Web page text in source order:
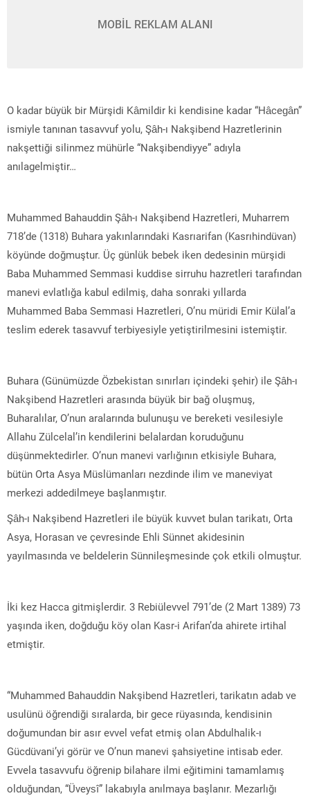
MOBİL REKLAM ALANI
O kadar büyük bir Mürşidi Kâmildir ki kendisine kadar “Hâcegân”
ismiyle tanınan tasavvuf yolu, Şâh-ı Nakşibend Hazretlerinin
nakşettiği silinmez mühürle “Nakşibendiyye” adıyla
anılagelmiştir…
Muhammed Bahauddin Şâh-ı Nakşibend Hazretleri, Muharrem
718’de (1318) Buhara yakınlarındaki Kasrıarifan (Kasrıhindüvan)
köyünde doğmuştur. Üç günlük bebek iken dedesinin mürşidi
Baba Muhammed Semmasi kuddise sirruhu hazretleri tarafından
manevi evlatlığa kabul edilmiş, daha sonraki yıllarda
Muhammed Baba Semmasi Hazretleri, O’nu müridi Emir Külal’a
teslim ederek tasavvuf terbiyesiyle yetiştirilmesini istemiştir.
Buhara (Günümüzde Özbekistan sınırları içindeki şehir) ile Şâh-ı
Nakşibend Hazretleri arasında büyük bir bağ oluşmuş,
Buharalılar, O’nun aralarında bulunuşu ve bereketi vesilesiyle
Allahu Zülcelal’in kendilerini belalardan koruduğunu
düşünmektedirler. O’nun manevi varlığının etkisiyle Buhara,
bütün Orta Asya Müslümanları nezdinde ilim ve maneviyat
merkezi addedilmeye başlanmıştır.
Şâh-ı Nakşibend Hazretleri ile büyük kuvvet bulan tarikatı, Orta
Asya, Horasan ve çevresinde Ehli Sünnet akidesinin
yayılmasında ve beldelerin Sünnileşmesinde çok etkili olmuştur.
İki kez Hacca gitmişlerdir. 3 Rebiülevvel 791’de (2 Mart 1389) 73
yaşında iken, doğduğu köy olan Kasr-i Arifan’da ahirete irtihal
etmiştir.
“Muhammed Bahauddin Nakşibend Hazretleri, tarikatın adab ve
usulünü öğrendiği sıralarda, bir gece rüyasında, kendisinin
doğumundan bir asır evvel vefat etmiş olan Abdulhalik-ı
Gücdüvani’yi görür ve O’nun manevi şahsiyetine intisab eder.
Evvela tasavvufu öğrenip bilahare ilmi eğitimini tamamlamış
olduğundan, “Üveysî” lakabıyla anılmaya başlanır. Mezarlığı